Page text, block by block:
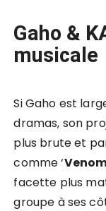
Gaho &
musicale
Si Gaho est
dramas, son
plus brute et
comme ‘
facette plus
groupe à ses